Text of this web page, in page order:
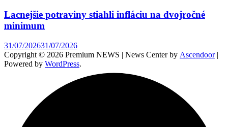
Lacnejšie potraviny stiahli infláciu na dvojročné
minimum
31/07/202631/07/2026
Copyright © 2026 Premium NEWS | News Center by Ascendoor|
Powered by WordPress.